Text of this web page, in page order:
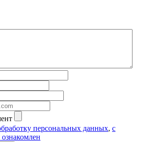
персональных данных, с